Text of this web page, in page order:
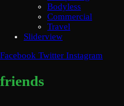
Bodyless
Commercial
Travel
Sliderview
Facebook Twitter Instagram
friends